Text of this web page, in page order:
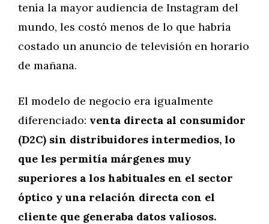
tenía la mayor audiencia de Instagram del
mundo, les costó menos de lo que habría
costado un anuncio de televisión en horario
de mañana.
El modelo de negocio era igualmente
diferenciado: venta directa al consumidor
(D2C) sin distribuidores intermedios, lo
que les permitía márgenes muy
superiores a los habituales en el sector
óptico y una relación directa con el
cliente que generaba datos valiosos.